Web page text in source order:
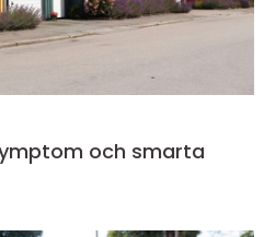
och smarta